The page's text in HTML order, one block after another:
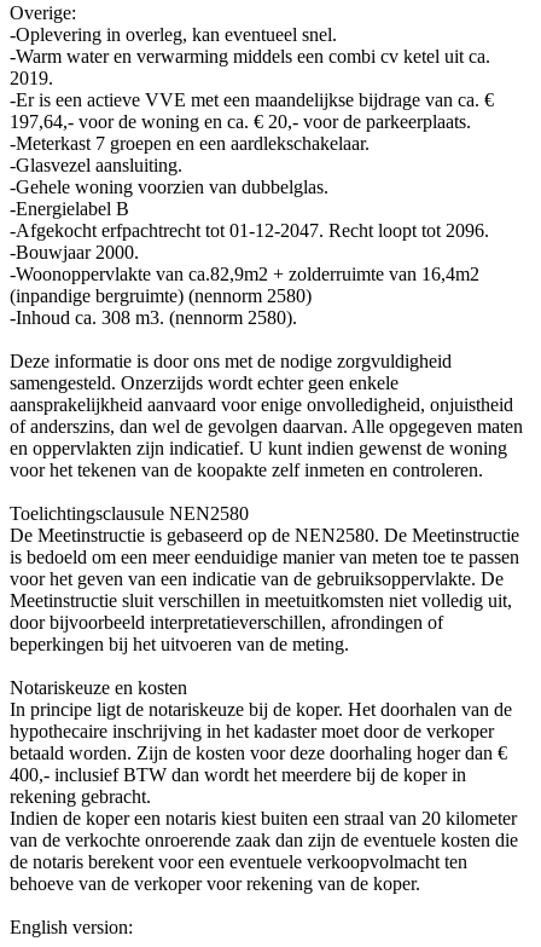
Overige:
-Oplevering in overleg, kan eventueel snel.
-Warm water en verwarming middels een combi cv ketel uit ca.
2019.
-Er is een actieve VVE met een maandelijkse bijdrage van ca. €
197,64,- voor de woning en ca. € 20,- voor de parkeerplaats.
-Meterkast 7 groepen en een aardlekschakelaar.
-Glasvezel aansluiting.
-Gehele woning voorzien van dubbelglas.
-Energielabel B
-Afgekocht erfpachtrecht tot 01-12-2047. Recht loopt tot 2096.
-Bouwjaar 2000.
-Woonoppervlakte van ca.82,9m2 + zolderruimte van 16,4m2
(inpandige bergruimte) (nennorm 2580)
-Inhoud ca. 308 m3. (nennorm 2580).
Deze informatie is door ons met de nodige zorgvuldigheid
samengesteld. Onzerzijds wordt echter geen enkele
aansprakelijkheid aanvaard voor enige onvolledigheid, onjuistheid
of anderszins, dan wel de gevolgen daarvan. Alle opgegeven maten
en oppervlakten zijn indicatief. U kunt indien gewenst de woning
voor het tekenen van de koopakte zelf inmeten en controleren.
Toelichtingsclausule NEN2580
De Meetinstructie is gebaseerd op de NEN2580. De Meetinstructie
is bedoeld om een meer eenduidige manier van meten toe te passen
voor het geven van een indicatie van de gebruiksoppervlakte. De
Meetinstructie sluit verschillen in meetuitkomsten niet volledig uit,
door bijvoorbeeld interpretatieverschillen, afrondingen of
beperkingen bij het uitvoeren van de meting.
Notariskeuze en kosten
In principe ligt de notariskeuze bij de koper. Het doorhalen van de
hypothecaire inschrijving in het kadaster moet door de verkoper
betaald worden. Zijn de kosten voor deze doorhaling hoger dan €
400,- inclusief BTW dan wordt het meerdere bij de koper in
rekening gebracht.
Indien de koper een notaris kiest buiten een straal van 20 kilometer
van de verkochte onroerende zaak dan zijn de eventuele kosten die
de notaris berekent voor een eventuele verkoopvolmacht ten
behoeve van de verkoper voor rekening van de koper.
English version: